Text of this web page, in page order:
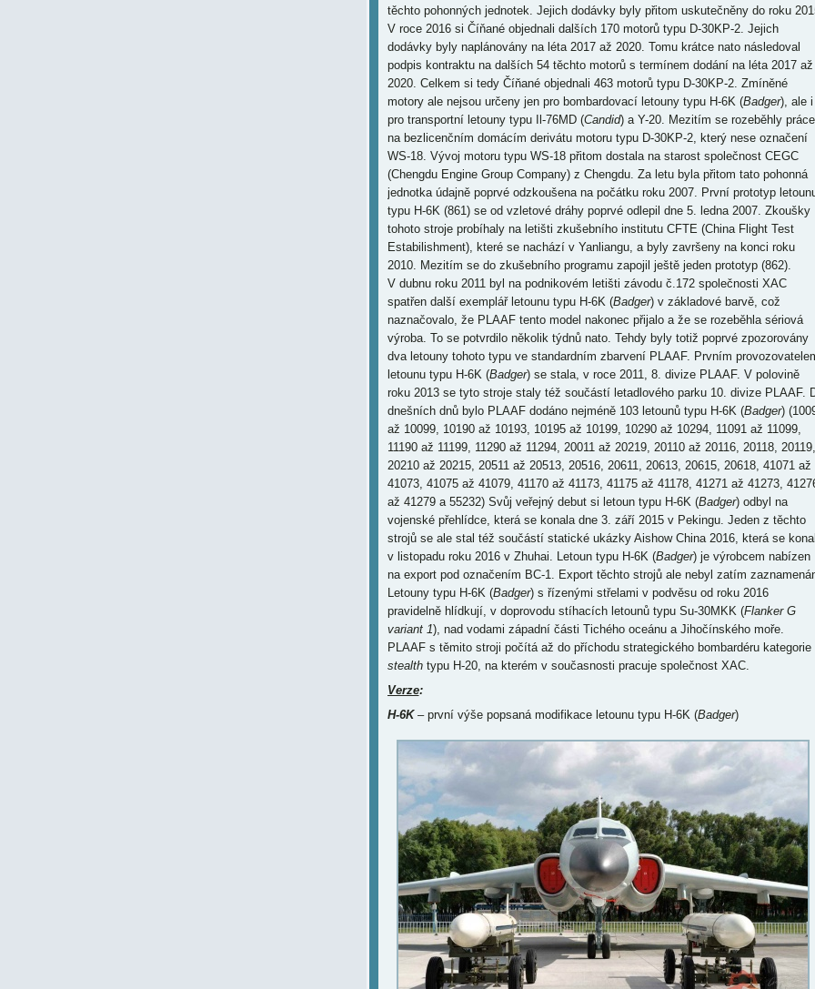
těchto pohonných jednotek. Jejich dodávky byly přitom uskutečněny do roku
V roce 2016 si Číňané objednali dalších 170 motorů typu D-30KP-2. Jejich
dodávky byly naplánovány na léta 2017 až 2020. Tomu krátce nato následoval
podpis kontraktu na dalších 54 těchto motorů s termínem dodání na léta 2017 až
2020. Celkem si tedy Číňané objednali 463 motorů typu D-30KP-2. Zmíněné
motory ale nejsou určeny jen pro bombardovací letouny typu H-6K (Badger), ale i
pro transportní letouny typu Il-76MD (Candid) a Y-20. Mezitím se rozeběhly práce
na bezlicenčním domácím derivátu motoru typu D-30KP-2, který nese označení
WS-18. Vývoj motoru typu WS-18 přitom dostala na starost společnost CEGC
(Chengdu Engine Group Company) z Chengdu. Za letu byla přitom tato pohonná
jednotka údajně poprvé odzkoušena na počátku roku 2007. První prototyp
typu H-6K (861) se od vzletové dráhy poprvé odlepil dne 5. ledna 2007. Zkoušky
tohoto stroje probíhaly na letišti zkušebního institutu CFTE (China Flight Test
Estabilishment), které se nachází v Yanliangu, a byly završeny na konci roku
2010. Mezitím se do zkušebního programu zapojil ještě jeden prototyp (862).
V dubnu roku 2011 byl na podnikovém letišti závodu č.172 společnosti XAC
spatřen další exemplář letounu typu H-6K (Badger) v základové barvě, což
naznačovalo, že PLAAF tento model nakonec přijalo a že se rozeběhla sériová
výroba. To se potvrdilo několik týdnů nato. Tehdy byly totiž poprvé zpozorovány
dva letouny tohoto typu ve standardním zbarvení PLAAF. Prvním
letounu typu H-6K (Badger) se stala, v roce 2011, 8. divize PLAAF. V polovině
roku 2013 se tyto stroje staly též součástí letadlového parku 10. divize PLAAF.
dnešních dnů bylo PLAAF dodáno nejméně 103 letounů typu H-6K (Badger)
až 10099, 10190 až 10193, 10195 až 10199, 10290 až 10294, 11091 až 11099,
11190 až 11199, 11290 až 11294, 20011 až 20219, 20110 až 20116, 20118, 20119,
20210 až 20215, 20511 až 20513, 20516, 20611, 20613, 20615, 20618, 41071 až
41073, 41075 až 41079, 41170 až 41173, 41175 až 41178, 41271 až 41273,
až 41279 a 55232) Svůj veřejný debut si letoun typu H-6K (Badger) odbyl na
vojenské přehlídce, která se konala dne 3. září 2015 v Pekingu. Jeden z těchto
strojů se ale stal též součástí statické ukázky Aishow China 2016, která se
v listopadu roku 2016 v Zhuhai. Letoun typu H-6K (Badger) je výrobcem nabízen
na export pod označením BC-1. Export těchto strojů ale nebyl zatím
Letouny typu H-6K (Badger) s řízenými střelami v podvěsu od roku 2016
pravidelně hlídkují, v doprovodu stíhacích letounů typu Su-30MKK (Flanker G
variant 1), nad vodami západní části Tichého oceánu a Jihočínského moře.
PLAAF s těmito stroji počítá až do příchodu strategického bombardéru kategorie
stealthtypu H-20, na kterém v současnosti pracuje společnost XAC.
Verze:
H-6K– první výše popsaná modifikace letounu typu H-6K (Badger)